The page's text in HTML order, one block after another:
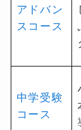
アドバン
スコース
中学受験
コース